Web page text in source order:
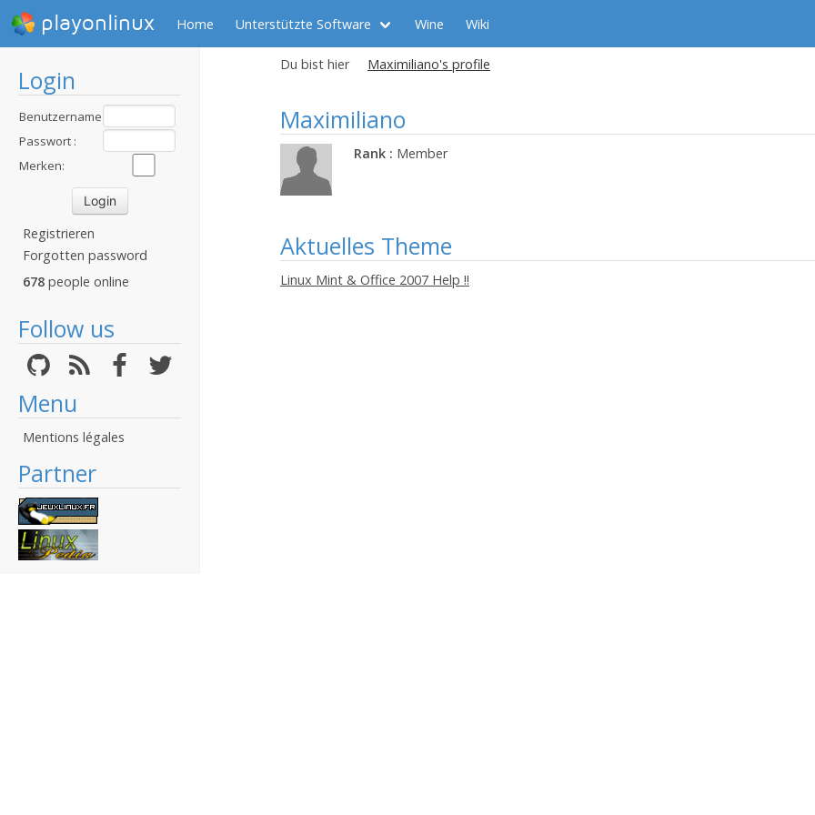
playonlinux Home Unterstützte Software Wine Wiki
Login
Benutzername
:Passwort :
Merken:
Registrieren
Forgotten password
678 people online
Follow us
Menu
Mentions légales
Partner
Du bist hier Maximiliano's profile
Maximiliano
Rank : Member
Aktuelles Theme
Linux Mint & Office 2007 Help !!